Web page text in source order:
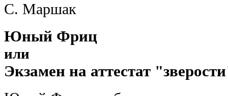
С. Маршак
Юный Фриц
или
Экзамен на аттестат